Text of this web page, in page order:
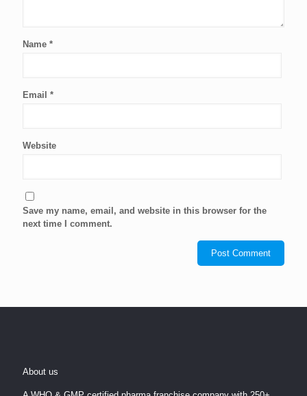
Name *
Email *
Website
Save my name, email, and website in this browser for the
next time I comment.
About us